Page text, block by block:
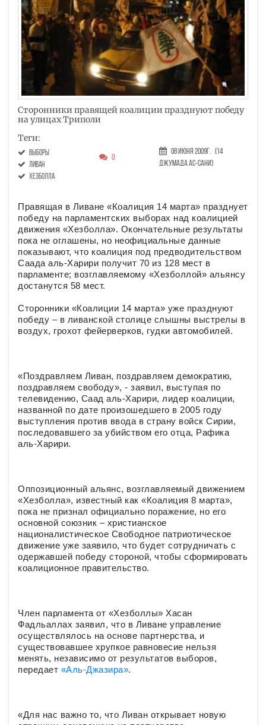
Сторонники правящей коалиции празднуют победу
на улицах Триполи
Теги:
выборы
ливан
Хезболла
0
08 Июня 2009г. (14
Джумада ас-сани)
Правящая в Ливане «Коалиция 14 марта» празднует
победу на парламентских выборах над коалицией
движения «Хезболла». Окончательные результаты
пока не оглашены, но неофициальные данные
показывают, что коалиция под предводительством
Саада аль-Харири получит 70 из 128 мест в
парламенте; возглавляемому «Хезболлой» альянсу
достанутся 58 мест.
Сторонники «Коалиции 14 марта» уже празднуют
победу – в ливанской столице слышны выстрелы в
воздух, грохот фейерверков, гудки автомобилей.
«Поздравляем Ливан, поздравляем демократию,
поздравляем свободу», - заявил, выступая по
телевидению, Саад аль-Харири, лидер коалиции,
названной по дате произошедшего в 2005 году
выступления против ввода в страну войск Сирии,
последовавшего за убийством его отца, Рафика
аль-Харири.
Оппозиционный альянс, возглавляемый движением
«Хезболла», известный как «Коалиция 8 марта»,
пока не признал официально поражение, но его
основной союзник – христианское
националистическое Свободное патриотическое
движение уже заявило, что будет сотрудничать с
одержавшей победу стороной, чтобы сформировать
коалиционное правительство.
Член парламента от «Хезболлы» Хасан
Фадльаллах заявил, что в Ливане управление
осуществлялось на основе партнерства, и
существовавшее хрупкое равновесие нельзя
менять, независимо от результатов выборов,
передает «Аль-Джазира».
«Для нас важно то, что Ливан открывает новую